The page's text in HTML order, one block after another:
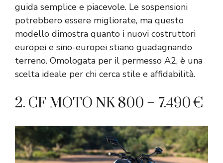
guida semplice e piacevole. Le sospensioni
potrebbero essere migliorate, ma questo
modello dimostra quanto i nuovi costruttori
europei e sino-europei stiano guadagnando
terreno. Omologata per il permesso A2, è una
scelta ideale per chi cerca stile e affidabilità.
2. CF MOTO NK 800 – 7.490 €